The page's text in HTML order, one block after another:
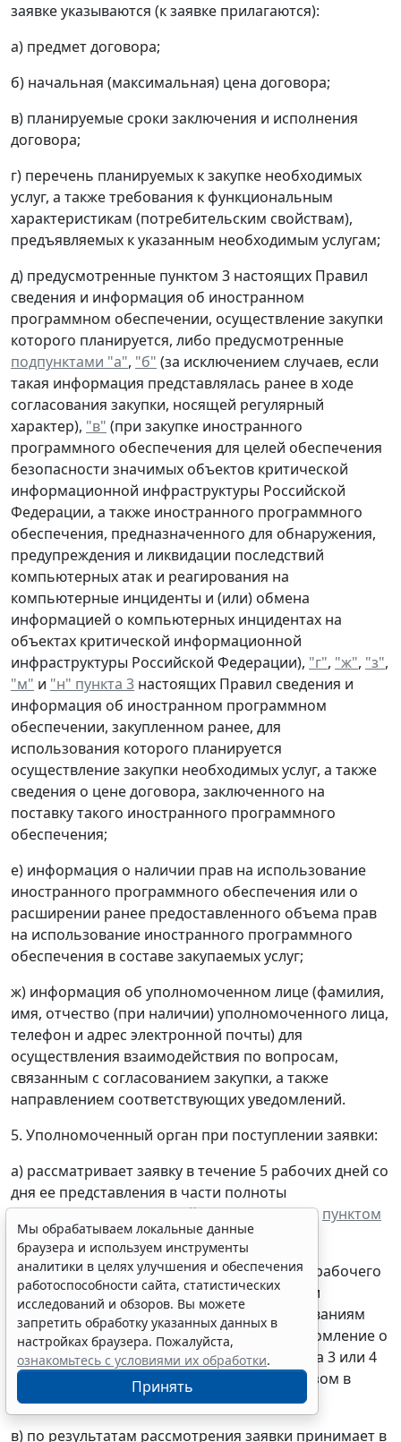
заявке указываются (к заявке прилагаются):
а) предмет договора;
б) начальная (максимальная) цена договора;
в) планируемые сроки заключения и исполнения
договора;
г) перечень планируемых к закупке необходимых
услуг, а также требования к функциональным
характеристикам (потребительским свойствам),
предъявляемых к указанным необходимым услугам;
д) предусмотренные пунктом 3 настоящих Правил
сведения и информация об иностранном
программном обеспечении, осуществление закупки
которого планируется, либо предусмотренные
подпунктами "а", "б" (за исключением случаев, если
такая информация представлялась ранее в ходе
согласования закупки, носящей регулярный
характер), "в" (при закупке иностранного
программного обеспечения для целей обеспечения
безопасности значимых объектов критической
информационной инфраструктуры Российской
Федерации, а также иностранного программного
обеспечения, предназначенного для обнаружения,
предупреждения и ликвидации последствий
компьютерных атак и реагирования на
компьютерные инциденты и (или) обмена
информацией о компьютерных инцидентах на
объектах критической информационной
инфраструктуры Российской Федерации), "г", "ж", "з",
"м" и "н" пункта 3 настоящих Правил сведения и
информация об иностранном программном
обеспечении, закупленном ранее, для
использования которого планируется
осуществление закупки необходимых услуг, а также
сведения о цене договора, заключенного на
поставку такого иностранного программного
обеспечения;
е) информация о наличии прав на использование
иностранного программного обеспечения или о
расширении ранее предоставленного объема прав
на использование иностранного программного
обеспечения в составе закупаемых услуг;
ж) информация об уполномоченном лице (фамилия,
имя, отчество (при наличии) уполномоченного лица,
телефон и адрес электронной почты) для
осуществления взаимодействия по вопросам,
связанным с согласованием закупки, а также
направлением соответствующих уведомлений.
5. Уполномоченный орган при поступлении заявки:
а) рассматривает заявку в течение 5 рабочих дней со
дня ее представления в части полноты
представленных сведений в соответствии с пунктом
3или4настоящих Правил;
б) направляет заказчику в течение одного рабочего
дня со дня окончания рассмотрения заявки
уведомление о соответствии заявки требованиям
пункта 3или4настоящих Правил или уведомление о
несоответствии заявки требованиям пункта 3 или 4
настоящих Правил с одновременным отказом в
дальнейшем рассмотрении заявки;
в) по результатам рассмотрения заявки принимает в
Мы обрабатываем локальные данные
браузера и используем инструменты
аналитики в целях улучшения и обеспечения
работоспособности сайта, статистических
исследований и обзоров. Вы можете
запретить обработку указанных данных в
настройках браузера. Пожалуйста,
ознакомьтесь с условиями их обработки.
Принять